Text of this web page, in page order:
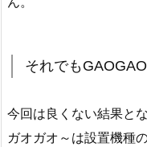
それでも
今回は良くない結果と
ガオガオ～は設置機種